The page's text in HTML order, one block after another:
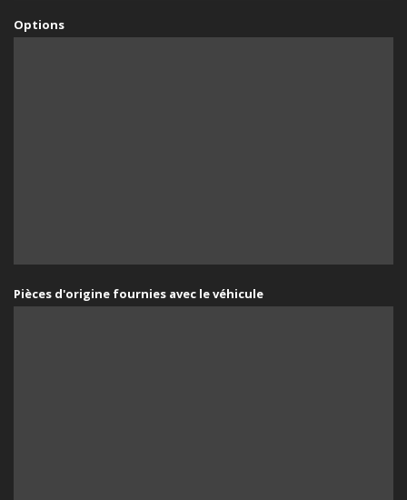
Options
Pièces d'origine fournies avec le véhicule